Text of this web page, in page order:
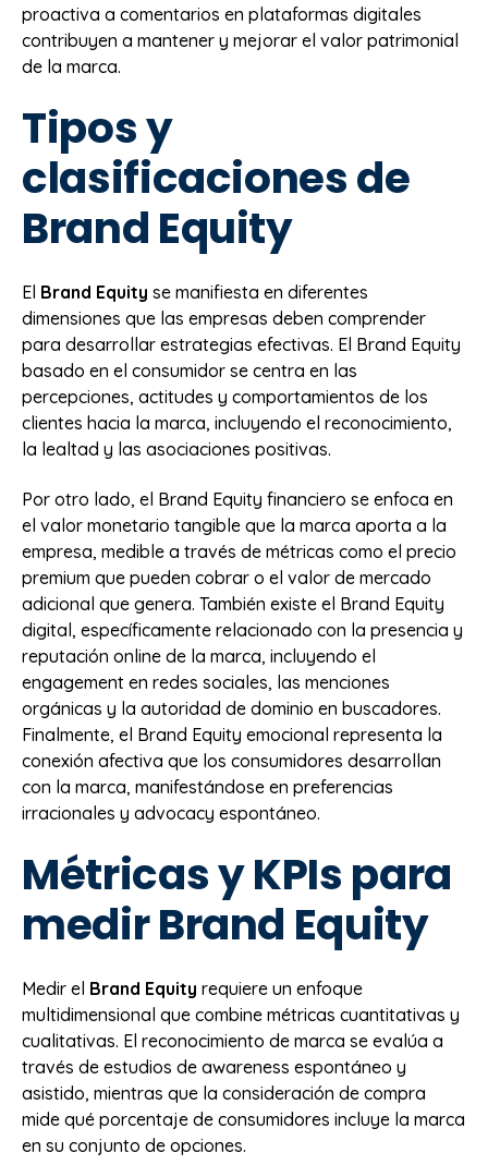
proactiva a comentarios en plataformas digitales
contribuyen a mantener y mejorar el valor patrimonial
de la marca.
Tipos y
clasificaciones de
Brand Equity
El Brand Equity se manifiesta en diferentes
dimensiones que las empresas deben comprender
para desarrollar estrategias efectivas. El Brand Equity
basado en el consumidor se centra en las
percepciones, actitudes y comportamientos de los
clientes hacia la marca, incluyendo el reconocimiento,
la lealtad y las asociaciones positivas.
Por otro lado, el Brand Equity financiero se enfoca en
el valor monetario tangible que la marca aporta a la
empresa, medible a través de métricas como el precio
premium que pueden cobrar o el valor de mercado
adicional que genera. También existe el Brand Equity
digital, específicamente relacionado con la presencia y
reputación online de la marca, incluyendo el
engagement en redes sociales, las menciones
orgánicas y la autoridad de dominio en buscadores.
Finalmente, el Brand Equity emocional representa la
conexión afectiva que los consumidores desarrollan
con la marca, manifestándose en preferencias
irracionales y advocacy espontáneo.
Métricas y KPIs para
medir Brand Equity
Medir el Brand Equity requiere un enfoque
multidimensional que combine métricas cuantitativas y
cualitativas. El reconocimiento de marca se evalúa a
través de estudios de awareness espontáneo y
asistido, mientras que la consideración de compra
mide qué porcentaje de consumidores incluye la marca
en su conjunto de opciones.